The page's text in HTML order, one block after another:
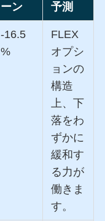
ーン
予測
-16.5
%
FLEX
オプシ
ョンの
構造
上、下
落をわ
ずかに
緩和す
る力が
働きま
す。